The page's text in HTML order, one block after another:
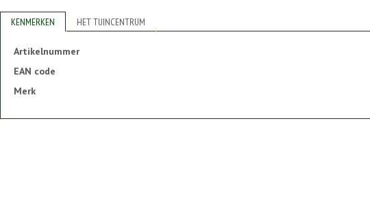
KENMERKEN HET TUINCENTRUM
Artikelnummer
EAN code
Merk